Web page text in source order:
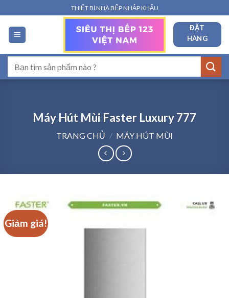
qua
nội
dung
THIẾT BỊ NHÀ BẾP NHẬP KHẨU
ĐẶT
HÀNG
kiếm:
Máy Hút Mùi Faster Luxury 777
TRANG CHỦ / MÁY HÚT MÙI
Giảm giá!